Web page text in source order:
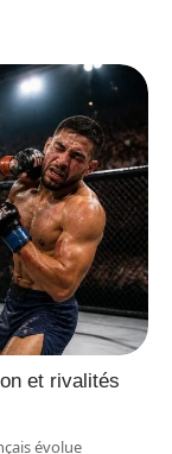
et rivalités
évolue